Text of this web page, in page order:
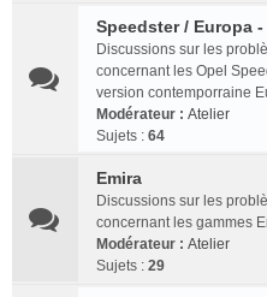
Speedster / Europa
Discussions sur les
concernant les Opel
version contemporraine
Modérateur : Atelier
Sujets : 64
Emira
Discussions sur les
concernant les gammes
Modérateur : Atelier
Sujets : 29